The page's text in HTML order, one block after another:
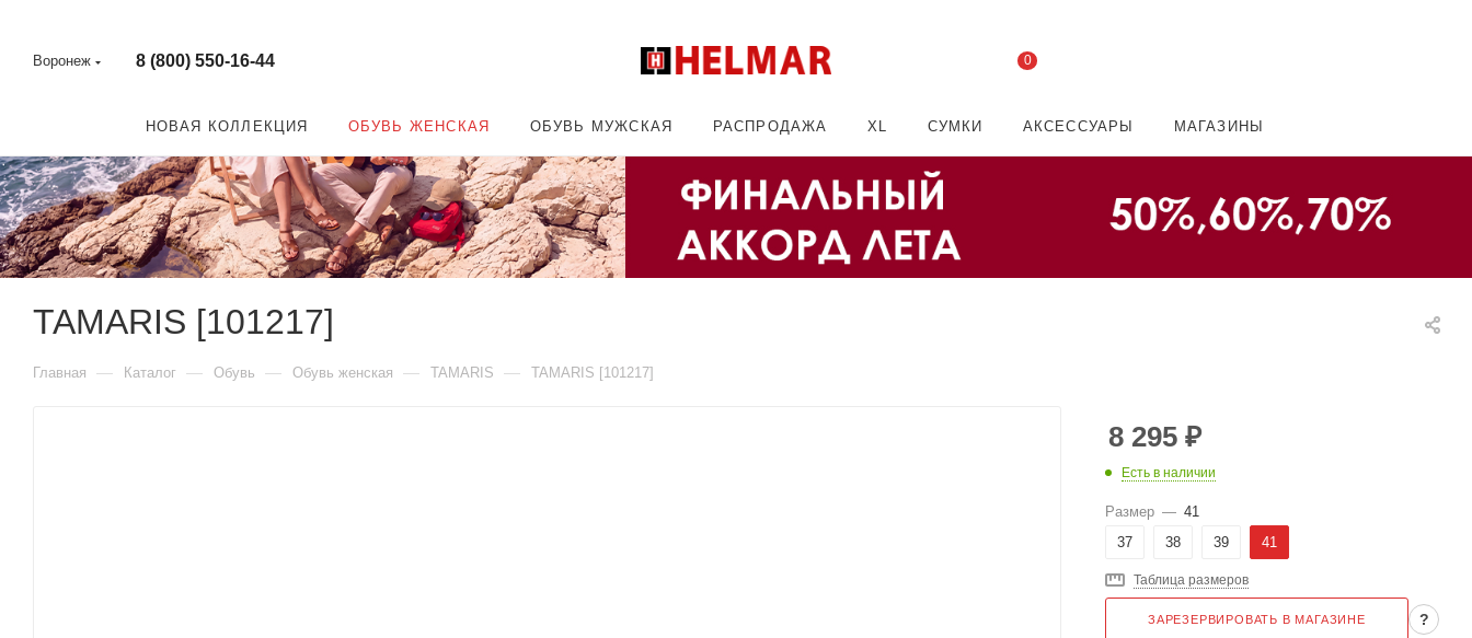
Воронеж 8 (800) 550-16-44 0
НОВАЯ КОЛЛЕКЦИЯ ОБУВЬ ЖЕНСКАЯ ОБУВЬ МУЖСКАЯ РАСПРОДАЖА XL СУМКИ АКСЕССУАРЫ МАГАЗИНЫ
TAMARIS [101217]
Главная — Каталог — Обувь — Обувь женская — TAMARIS — TAMARIS [101217]
8 295 ₽
Есть в наличии
Размер — 41
37
38 39 41
Таблица размеров
ЗАРЕЗЕРВИРОВАТЬ В МАГАЗИНЕ ?